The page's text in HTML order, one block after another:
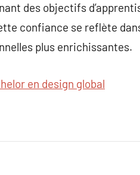
des objectifs
confiance se reflète
plus enrichissantes.
en design global